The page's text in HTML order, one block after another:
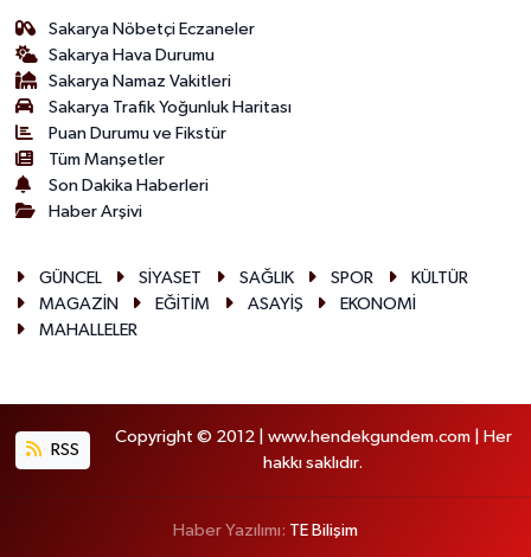
Sakarya Nöbetçi Eczaneler
Sakarya Hava Durumu
Sakarya Namaz Vakitleri
Sakarya Trafik Yoğunluk Haritası
Puan Durumu ve Fikstür
Tüm Manşetler
Son Dakika Haberleri
Haber Arşivi
GÜNCEL SİYASET SAĞLIK SPOR
KÜLTÜR
MAGAZİN
EĞİTİM ASAYİŞ
EKONOMİ
MAHALLELER
RSS
Copyright © 2012 | www.hendekgundem.com | Her
hakkı saklıdır.
Haber Yazılımı: TE Bilişim